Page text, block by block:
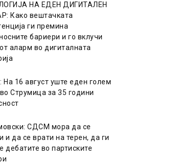
НА ЕДЕН ДИГИТАЛЕН
Како вештачката
ги премина
бариери и го вклучи
аларм во дигиталната
На 16 август уште еден голем
Струмица за 35 години
СДСМ мора да се
и да се врати на терен, да ги
дебатите во партиските